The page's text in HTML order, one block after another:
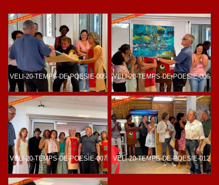
VELI-20-TEMPS-DE-POESIE-005 VELI-20-TEMPS-DE-POESIE-006
VELI-20-TEMPS-DE-POESIE-007 VELI-20-TEMPS-DE-POESIE-012